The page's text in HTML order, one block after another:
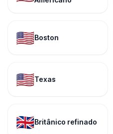
🇺🇸Boston
🇺🇸Texas
🇬🇧Britânico refinado